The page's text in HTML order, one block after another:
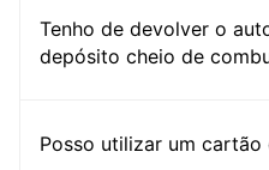
Tenho de devolver o
depósito cheio de
Posso utilizar um cartão